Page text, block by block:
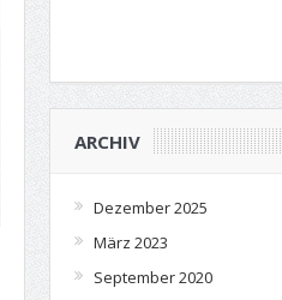
ARCHIV
Dezember 2025
März 2023
September 2020